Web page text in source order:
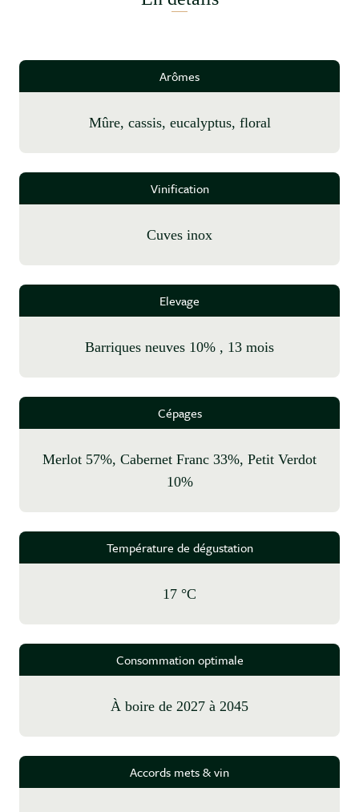
Arômes
mûre, cassis, eucalyptus, floral
Vinification
cuves inox
Elevage
Barriques neuves 10% , 13 mois
Cépages
Merlot 57%, Cabernet Franc 33%, Petit Verdot
10%
Température de dégustation
17 °C
Consommation optimale
à boire de 2027 à 2045
Accords mets & vin